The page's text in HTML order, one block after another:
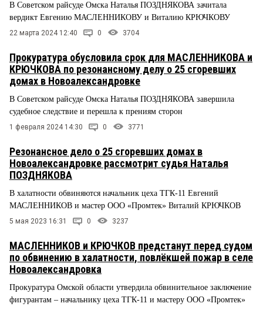
В Советском райсуде Омска Наталья ПОЗДНЯКОВА зачитала
вердикт Евгению МАСЛЕННИКОВУ и Виталию КРЮЧКОВУ
22 марта 2024 12:40 0 3704
Прокуратура обусловила срок для МАСЛЕННИКОВА и
КРЮЧКОВА по резонансному делу о 25 сгоревших
домах в Новоалександровке
В Советском райсуде Омска Наталья ПОЗДНЯКОВА завершила
судебное следствие и перешла к прениям сторон
1 февраля 2024 14:30 0 3771
Резонансное дело о 25 сгоревших домах в
Новоалександровке рассмотрит судья Наталья
ПОЗДНЯКОВА
В халатности обвиняются начальник цеха ТГК-11 Евгений
МАСЛЕННИКОВ и мастер ООО «Промтек» Виталий КРЮЧКОВ
5 мая 2023 16:31 0 3237
МАСЛЕННИКОВ и КРЮЧКОВ предстанут перед судом
по обвинению в халатности, повлёкшей пожар в селе
Новоалександровка
Прокуратура Омской области утвердила обвинительное заключение
фигурантам – начальнику цеха ТГК-11 и мастеру ООО «Промтек»